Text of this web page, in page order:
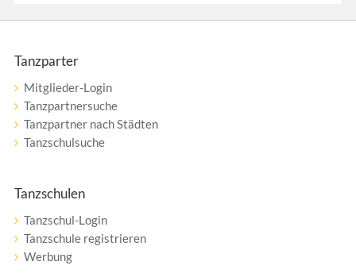
Tanzparter
Mitglieder-Login
Tanzpartnersuche
Tanzpartner nach Städten
Tanzschulsuche
Tanzschulen
Tanzschul-Login
Tanzschule registrieren
Werbung